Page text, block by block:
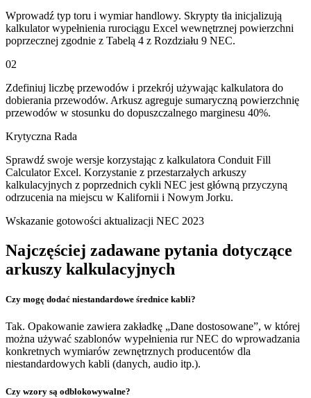
Wprowadź typ toru i wymiar handlowy. Skrypty tła inicjalizują
kalkulator wypełnienia rurociągu Excel wewnętrznej powierzchni
poprzecznej zgodnie z Tabelą 4 z Rozdziału 9 NEC.
02
Zdefiniuj liczbę przewodów i przekrój używając kalkulatora do
dobierania przewodów. Arkusz agreguje sumaryczną powierzchnię
przewodów w stosunku do dopuszczalnego marginesu 40%.
Krytyczna Rada
Sprawdź swoje wersje korzystając z kalkulatora Conduit Fill
Calculator Excel. Korzystanie z przestarzałych arkuszy
kalkulacyjnych z poprzednich cykli NEC jest główną przyczyną
odrzucenia na miejscu w Kalifornii i Nowym Jorku.
Wskazanie gotowości aktualizacji NEC 2023
Najczęściej zadawane pytania dotyczące
arkuszy kalkulacyjnych
Czy mogę dodać niestandardowe średnice kabli?
Tak. Opakowanie zawiera zakładkę „Dane dostosowane”, w której
można używać szablonów wypełnienia rur NEC do wprowadzania
konkretnych wymiarów zewnętrznych producentów dla
niestandardowych kabli (danych, audio itp.).
Czy wzory są odblokowywalne?